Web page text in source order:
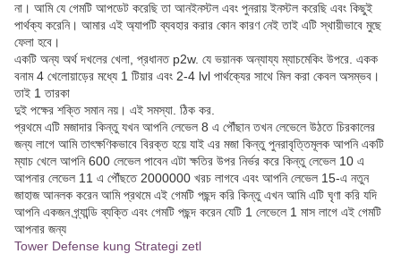
না। আমি যে গেমটি আপডেট করেছি তা আনইনস্টল এবং পুনরায় ইনস্টল করেছি এবং কিছুই
পার্থক্য করেনি। আমার এই অ্যাপটি ব্যবহার করার কোন কারণ নেই তাই এটি স্থায়ীভাবে মুছে
ফেলা হবে।
একটি অন্য অর্থ দখলের খেলা, প্রধানত p2w. যে ভয়ানক অন্যায্য ম্যাচমেকিং উপরে. একক
বনাম 4 খেলোয়াড়ের মধ্যে 1 টিয়ার এবং 2-4 lvl পার্থক্যের সাথে মিল করা কেবল অসম্ভব।
তাই 1 তারকা
দুই পক্ষের শক্তি সমান নয়। এই সমস্যা. ঠিক কর.
প্রথমে এটি মজাদার কিন্তু যখন আপনি লেভেল 8 এ পৌঁছান তখন লেভেলে উঠতে চিরকালের
জন্য লাগে আমি তাৎক্ষণিকভাবে বিরক্ত হয়ে যাই এর মজা কিন্তু পুনরাবৃত্তিমূলক আপনি একটি
ম্যাচ খেলে আপনি 600 লেভেল পাবেন এটা ক্ষতির উপর নির্ভর করে কিন্তু লেভেল 10 এ
আপনার লেভেল 11 এ পৌঁছতে 2000000 খরচ লাগবে এবং আপনি লেভেল 15-এ নতুন
জাহাজ আনলক করেন আমি প্রথমে এই গেমটি পছন্দ করি কিন্তু এখন আমি এটি ঘৃণা করি যদি
আপনি একজন গ্র্যান্ডি ব্যক্তি এবং গেমটি পছন্দ করেন যেটি 1 লেভেলে 1 মাস লাগে এই গেমটি
আপনার জন্য
Tower Defense kung Strategi zetl